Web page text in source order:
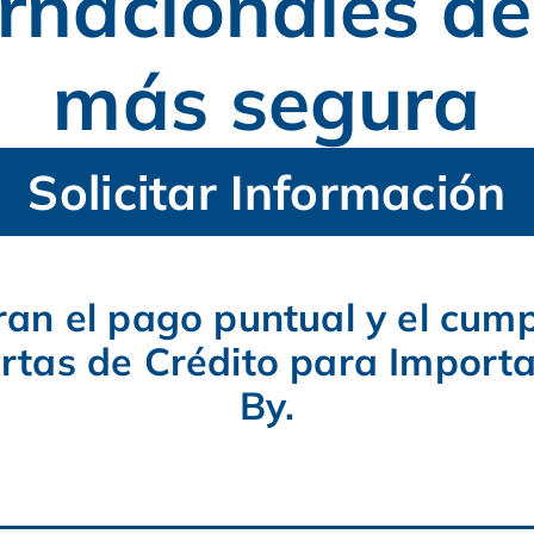
más segura
Solicitar Información
el pago puntual y el
de Crédito para
By.